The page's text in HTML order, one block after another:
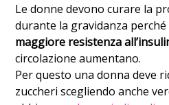
Le donne devono curare la
durante la gravidanza
maggiore resistenza
circolazione aumentano.
Per questo una donna deve
zuccheri scegliendo anche